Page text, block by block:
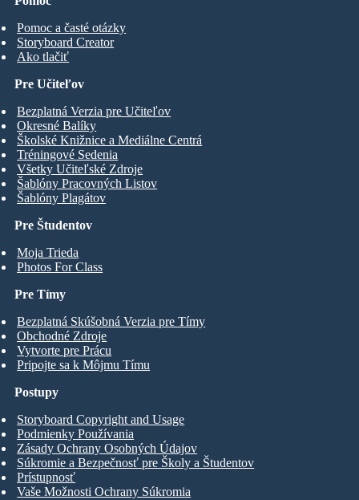
Pomoc a časté otázky
Storyboard Creator
Ako tlačiť
Pre Študentov
Moja Trieda
Photos For Class
Pre Učiteľov
Bezplatná Verzia pre Učiteľov
Okresné Balíky
Školské Knižnice a Mediálne Centrá
Tréningové Sedenia
Všetky Učiteľské Zdroje
Šablóny Pracovných Listov
Šablóny Plagátov
Pre Tímy
Bezplatná Skúšobná Verzia pre Tímy
Obchodné Zdroje
Vytvorte pre Prácu
Pripojte sa k Môjmu Tímu
Postupy
Storyboard Copyright and Usage
Podmienky Používania
Zásady Ochrany Osobných Údajov
Súkromie a Bezpečnosť pre Školy a Študentov
Prístupnosť
Vaše Možnosti Ochrany Súkromia